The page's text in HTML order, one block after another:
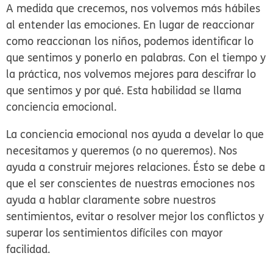
A medida que crecemos, nos volvemos más hábiles
al entender las emociones. En lugar de reaccionar
como reaccionan los niños, podemos identificar lo
que sentimos y ponerlo en palabras. Con el tiempo y
la práctica, nos volvemos mejores para descifrar lo
que sentimos y por qué. Esta habilidad se llama
conciencia emocional.
La conciencia emocional nos ayuda a develar lo que
necesitamos y queremos (o no queremos). Nos
ayuda a construir mejores relaciones. Ésto se debe a
que el ser conscientes de nuestras emociones nos
ayuda a hablar claramente sobre nuestros
sentimientos, evitar o resolver mejor los conflictos y
superar los sentimientos difíciles con mayor
facilidad.